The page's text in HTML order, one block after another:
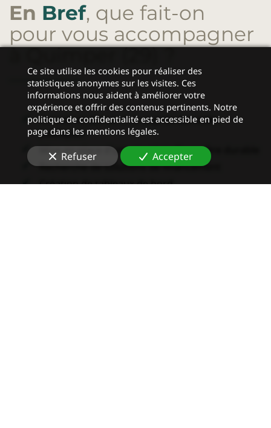
En Bref, que fait-on
pour vous accompagner
à Quimper (29)?
Conseil endémarches auprès des aides
publiques
Mise en place d’une stratégie financière durable
Recherche de solutions de financement
Création de tableaux de bord
Ce site utilise les cookies pour réaliser des
statistiques anonymes sur les visites. Ces
informations nous aident à améliorer votre
expérience et offrir des contenus pertinents. Notre
politique de confidentialité est accessible en pied de
page dans les mentions légales.
Refuser Accepter